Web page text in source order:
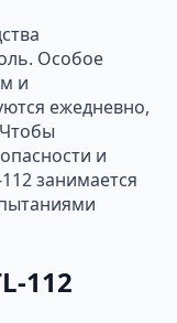
Особое
и
ежедневно,
и
занимается
112